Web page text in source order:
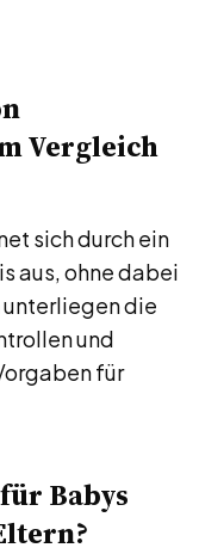
Vergleich
sich durch ein
aus, ohne dabei
die
und
für
Babys